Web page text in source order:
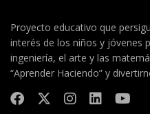
Proyecto educativo que
interés de los niños y jóvenes
ingeniería, el arte y las
“Aprender Haciendo” y